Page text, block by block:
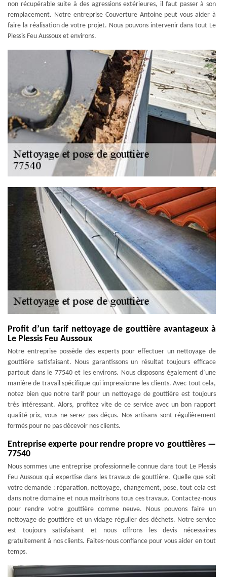
non récupérable suite à des agressions extérieures, il faut passer à son
remplacement. Notre entreprise Couverture Antoine peut vous aider à
faire la réalisation de votre projet. Nous pouvons intervenir dans tout Le
Plessis Feu Aussoux et environs.
Profit d’un tarif nettoyage de gouttière avantageux à
Le Plessis Feu Aussoux
Notre entreprise possède des experts pour effectuer un nettoyage de
gouttière satisfaisant. Nous garantissons un résultat toujours efficace
partout dans le 77540 et les environs. Nous disposons également d’une
manière de travail spécifique qui impressionne les clients. Avec tout cela,
notez bien que notre tarif pour un nettoyage de gouttière est toujours
très intéressant. Alors, profitez vite de ce service avec un bon rapport
qualité-prix, vous ne serez pas déçus. Nos artisans sont régulièrement
formés pour ne pas décevoir nos clients.
Entreprise experte pour rendre propre vo gouttières —
77540
Nous sommes une entreprise professionnelle connue dans tout Le Plessis
Feu Aussoux qui expertise dans les travaux de gouttière. Quelle que soit
votre demande : réparation, nettoyage, changement, pose, tout cela est
dans notre domaine et nous maitrisons tous ces travaux. Contactez-nous
pour rendre votre gouttière comme neuve. Nous pouvons faire un
nettoyage de gouttière et un vidage régulier des déchets. Notre service
est toujours satisfaisant et nous offrons les devis nécessaires
gratuitement à nos clients. Faites-nous confiance pour vous aider en tout
temps.